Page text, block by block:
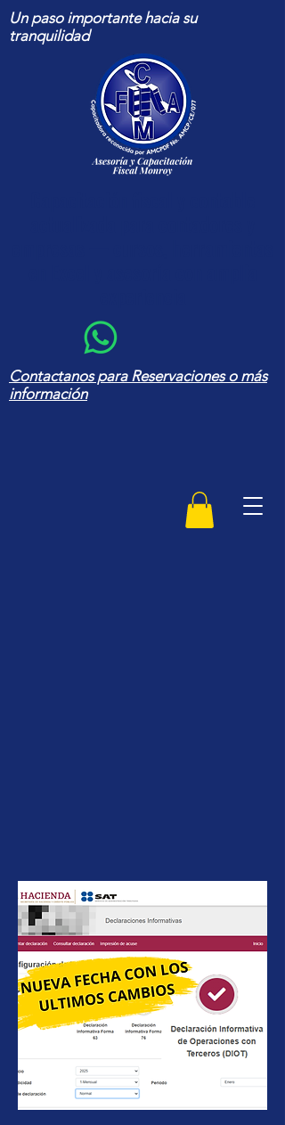
Un paso importante hacia su
tranquilidad
Contactanos para Reservaciones o más
información